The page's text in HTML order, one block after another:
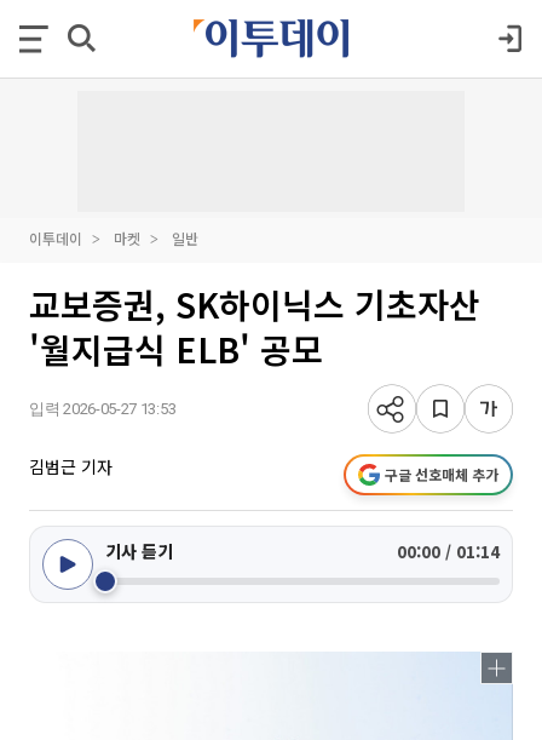
이투데이 마켓 일반
교보증권, SK하이닉스 기초자산
'월지급식 ELB' 공모
입력 2026-05-27 13:53
김범근 기자 구글 선호매체 추가
기사 듣기 00:00 / 01:14